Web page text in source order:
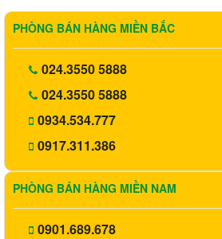
PHÒNG BÁN HÀNG MIỀN BẮC
024.3550 5888
024.3550 5888
0934.534.777
0917.311.386
PHÒNG BÁN HÀNG MIỀN NAM
0901.689.678